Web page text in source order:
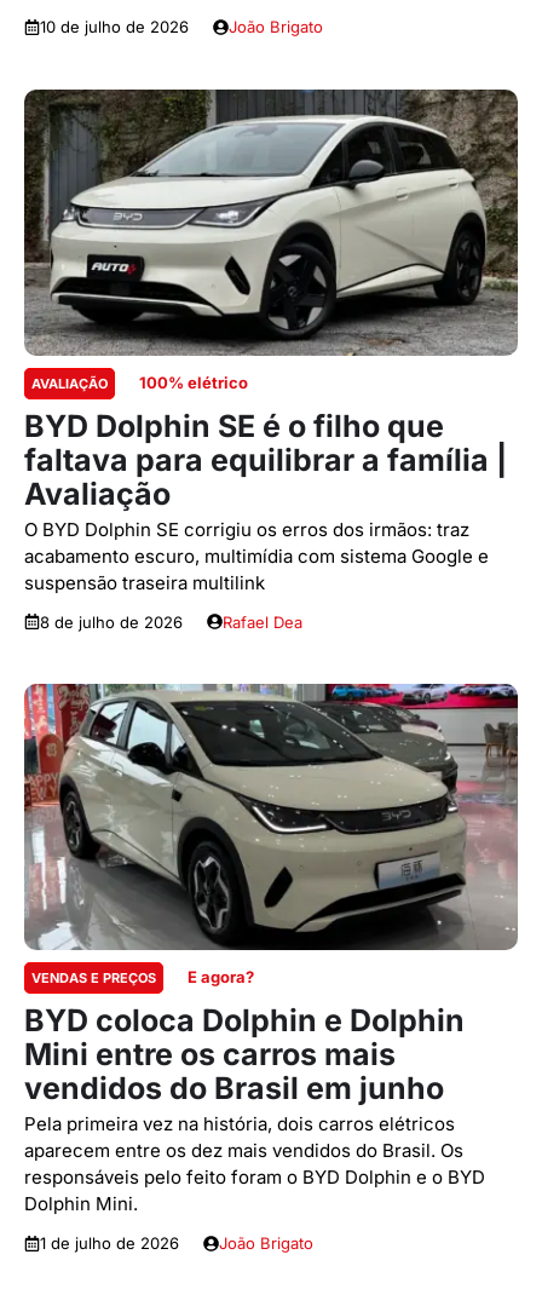
10 de julho de 2026 João Brigato
AVALIAÇÃO 100% elétrico
BYD Dolphin SE é o filho que
faltava para equilibrar a família |
Avaliação
O BYD Dolphin SE corrigiu os erros dos irmãos: traz
acabamento escuro, multimídia com sistema Google e
suspensão traseira multilink
8 de julho de 2026 Rafael Dea
VENDAS E PREÇOS E agora?
BYD coloca Dolphin e Dolphin
Mini entre os carros mais
vendidos do Brasil em junho
Pela primeira vez na história, dois carros elétricos
aparecem entre os dez mais vendidos do Brasil. Os
responsáveis pelo feito foram o BYD Dolphin e o BYD
Dolphin Mini.
1 de julho de 2026 João Brigato